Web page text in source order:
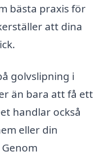
bästa praxis för
att dina
golvslipning i
än bara att få ett
handlar också
eller din